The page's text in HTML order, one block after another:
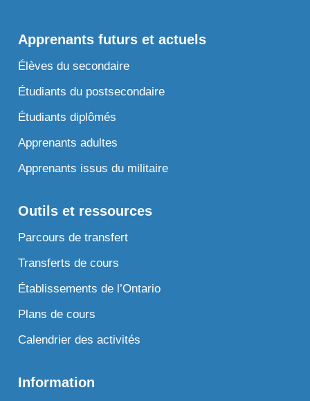
Apprenants futurs et actuels
Élèves du secondaire
Étudiants du postsecondaire
Étudiants diplômés
Apprenants adultes
Apprenants issus du militaire
Outils et ressources
Parcours de transfert
Transferts de cours
Établissements de l’Ontario
Plans de cours
Calendrier des activités
Information